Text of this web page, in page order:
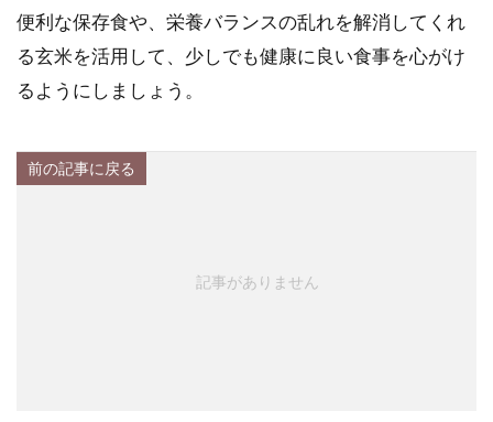
便利な保存食や、栄養バランスの乱れを解消してくれ
る玄米を活用して、少しでも健康に良い食事を心がけ
るようにしましょう。
前の記事に戻る
記事がありません